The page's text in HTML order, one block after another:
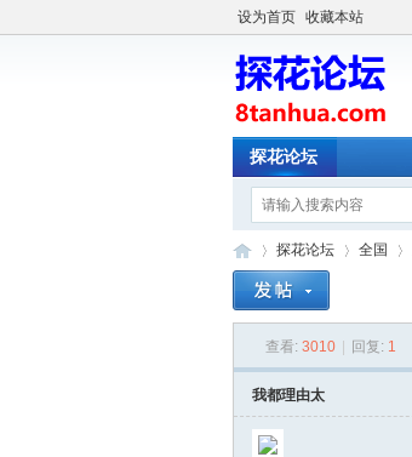
设为首页 收藏本站
探花论坛
探花论坛 全国
›
查看: 3010 回复: 1
我都理由太